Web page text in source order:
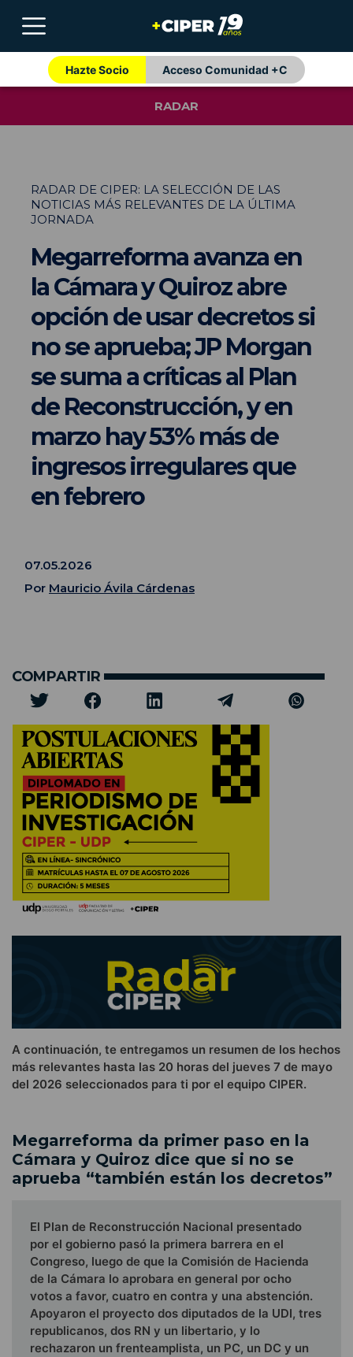
Hazte Socio Acceso Comunidad +C
RADAR
RADAR DE CIPER: LA SELECCIÓN DE LAS
NOTICIAS MÁS RELEVANTES DE LA ÚLTIMA
JORNADA
Megarreforma avanza en
la Cámara y Quiroz abre
opción de usar decretos si
no se aprueba; JP Morgan
se suma a críticas al Plan
de Reconstrucción, y en
marzo hay 53% más de
ingresos irregulares que
en febrero
07.05.2026
Por Mauricio Ávila Cárdenas
COMPARTIR
A continuación, te entregamos un resumen de los hechos
más relevantes hasta las 20 horas del jueves 7 de mayo
del 2026 seleccionados para ti por el equipo CIPER.
Megarreforma da primer paso en la
Cámara y Quiroz dice que si no se
aprueba “también están los decretos”
El Plan de Reconstrucción Nacional presentado
por el gobierno pasó la primera barrera en el
Congreso, luego de que la Comisión de Hacienda
de la Cámara lo aprobara en general por ocho
votos a favor, cuatro en contra y una abstención.
Apoyaron el proyecto dos diputados de la UDI, tres
republicanos, dos RN y un libertario, y lo
rechazaron un frenteamplista, un PC, un DC y un